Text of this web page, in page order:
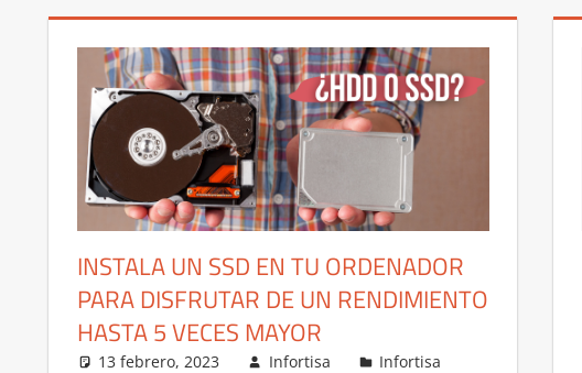
INSTALA UN SSD EN TU ORDENADOR
PARA DISFRUTAR DE UN RENDIMIENTO
HASTA 5 VECES MAYOR
13 febrero, 2023 Infortisa
Infortisa